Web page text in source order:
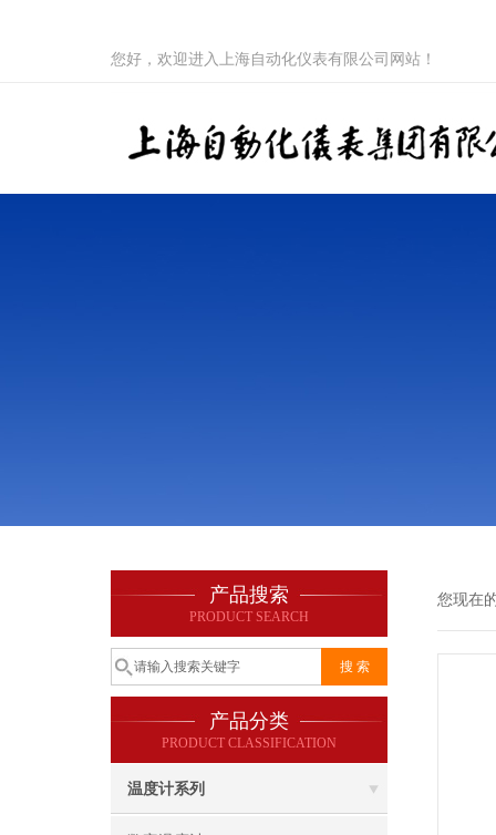
您好，欢迎进入上海自动化仪表有限公司网站！
产品搜索
PRODUCT SEARCH
产品分类
PRODUCT CLASSIFICATION
温度计系列
您现在